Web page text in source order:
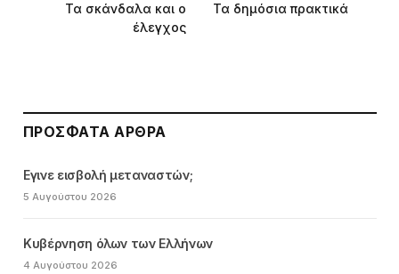
Τα σκάνδαλα και ο
έλεγχος
Τα δημόσια πρακτικά
ΠΡΌΣΦΑΤΑ ΆΡΘΡΑ
Εγινε εισβολή μεταναστών;
5 Αυγούστου 2026
Κυβέρνηση όλων των Ελλήνων
4 Αυγούστου 2026